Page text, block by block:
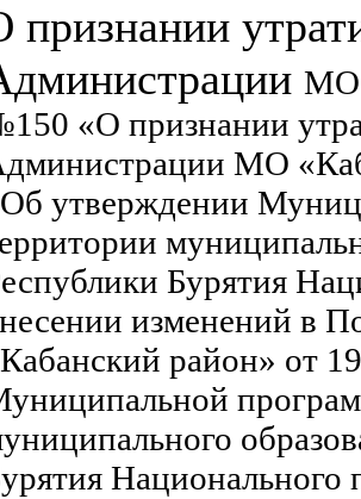
признании
МО
«О признании
МО
утверждении
Бурятия
изменений в
район» от
Национального